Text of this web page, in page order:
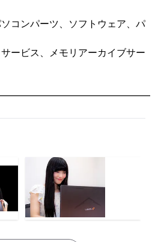
コンパーツ、ソフトウェア、パ
ービス、メモリアーカイブサー